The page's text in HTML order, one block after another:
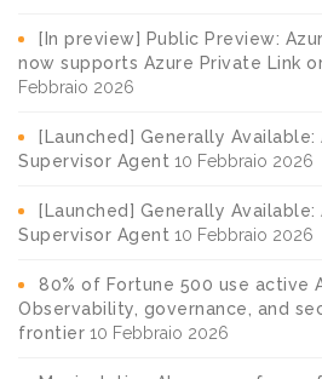
[In preview] Public Preview:
now supports Azure Private Link
Febbraio 2026
[Launched] Generally Available:
Supervisor Agent 10 Febbraio 2026
[Launched] Generally Available:
Supervisor Agent 10 Febbraio 2026
80% of Fortune 500 use active
Observability, governance, and
frontier 10 Febbraio 2026